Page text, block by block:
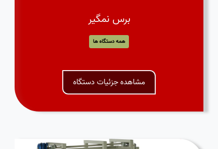
برس نمگیر
همه دستگاه ها
مشاهده جزئیات دستگاه